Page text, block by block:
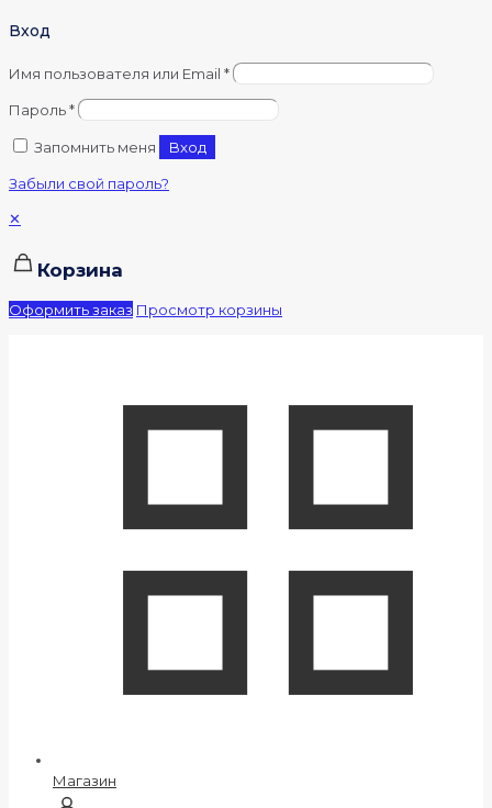
Вход
Имя пользователя или Email *
Пароль*
Запомнить меня Вход
Забыли свой пароль?
✕
Корзина
Оформить заказ Просмотр корзины
Магазин